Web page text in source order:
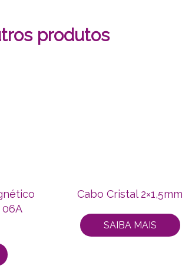
produtos
06A
Cabo Cristal 2×1,5mm
SAIBA MAIS